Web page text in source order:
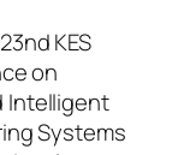
KES
on
Intelligent
Systems